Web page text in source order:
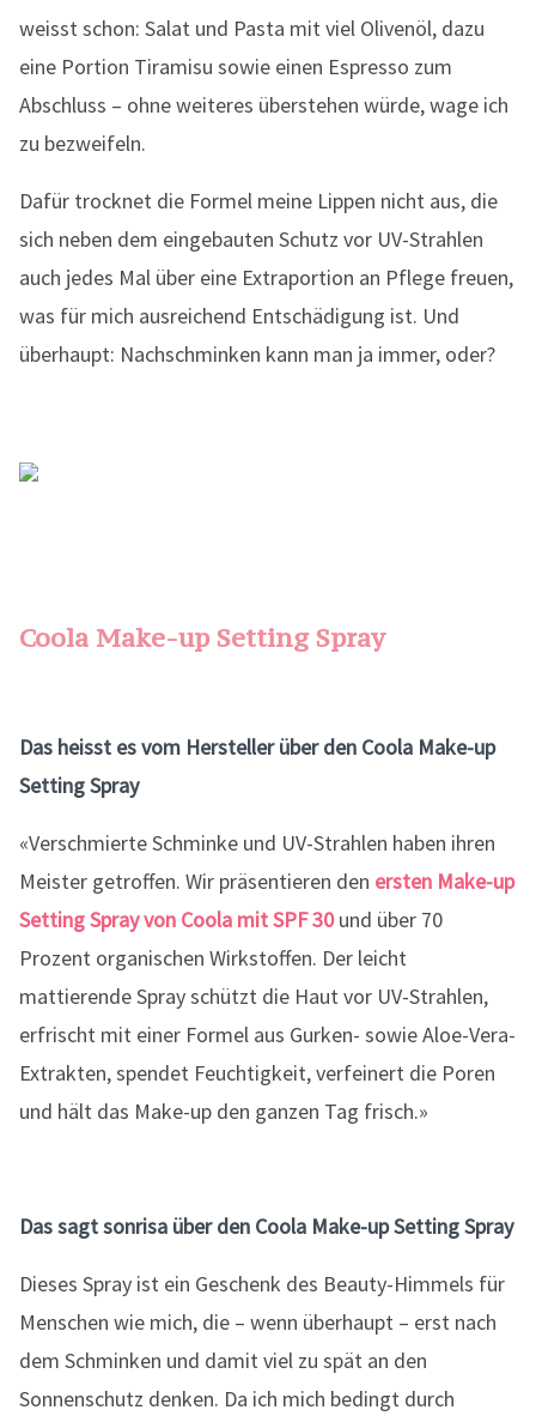
weisst schon: Salat und Pasta mit viel Olivenöl, dazu
eine Portion Tiramisu sowie einen Espresso zum
Abschluss – ohne weiteres überstehen würde, wage ich
zu bezweifeln.
Dafür trocknet die Formel meine Lippen nicht aus, die
sich neben dem eingebauten Schutz vor UV-Strahlen
auch jedes Mal über eine Extraportion an Pflege freuen,
was für mich ausreichend Entschädigung ist. Und
überhaupt: Nachschminken kann man ja immer, oder?
Coola Make-up Setting Spray
Das heisst es vom Hersteller über den Coola Make-up
Setting Spray
«Verschmierte Schminke und UV-Strahlen haben ihren
Meister getroffen. Wir präsentieren den ersten Make-up
Setting Spray von Coola mit SPF 30und über 70
Prozent organischen Wirkstoffen. Der leicht
mattierende Spray schützt die Haut vor UV-Strahlen,
erfrischt mit einer Formel aus Gurken- sowie Aloe-Vera-
Extrakten, spendet Feuchtigkeit, verfeinert die Poren
und hält das Make-up den ganzen Tag frisch.»
Das sagt sonrisa über den Coola Make-up Setting Spray
Dieses Spray ist ein Geschenk des Beauty-Himmels für
Menschen wie mich, die – wenn überhaupt – erst nach
dem Schminken und damit viel zu spät an den
Sonnenschutz denken. Da ich mich bedingt durch